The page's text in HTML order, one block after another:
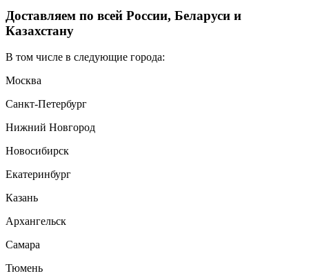
Доставляем по всей России, Беларуси и
Казахстану
В том числе в следующие города:
Москва
Санкт-Петербург
Нижний Новгород
Новосибирск
Екатеринбург
Казань
Архангельск
Самара
Тюмень